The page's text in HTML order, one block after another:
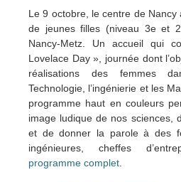
Le 9 octobre, le centre de
de jeunes filles (niveau 3e et
Nancy-Metz. Un accueil qui
Lovelace Day », journée dont
réalisations des femmes
Technologie, l’ingénierie et les
programme haut en couleurs
image ludique de nos sciences,
et de donner la parole à des
ingénieures, cheffes
programme complet.